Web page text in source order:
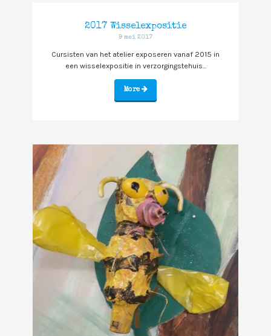
2017 Wisselexpositie
9 mei 2017
Cursisten van het atelier exposeren vanaf 2015 in
een wisselexpositie in verzorgingstehuis...
More